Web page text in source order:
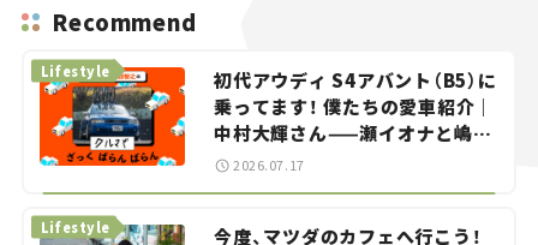
Recommend
初代アウディ S4アバント（B5）に
乗ってます！ 僕たちの愛車紹介｜
中村大輝さん——瀬イオナと嶋田
智之の「クルマでざっくばらんば
Lifestyle
2026.07.17
今度、マツダのカフェへ行こう！
Lifestyle